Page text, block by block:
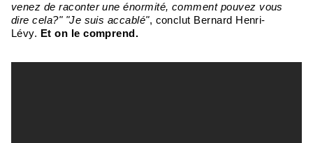
venez de raconter une énormité, comment pouvez vous
dire cela?" "Je suis accablé", conclut Bernard Henri-
Lévy. Et on le comprend.